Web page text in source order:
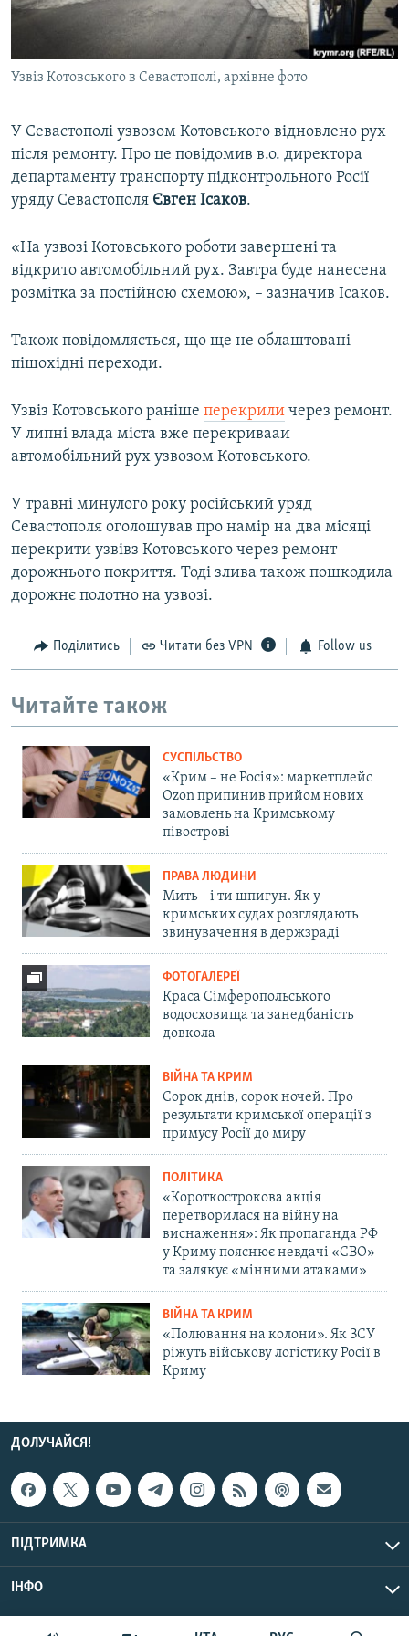
ВІДЕОУРОКИ «ELIFBE»
СВІДЧЕННЯ ОКУПАЦІЇ
УКРАЇНСЬКА ПРОБЛЕМА КРИМУ
Qırımtatar
Усі сайти RFE/RL
Узвіз Котовського в Севастополі, архівне фото
У Севастополі узвозом Котовського відновлено рух
після ремонту. Про це повідомив в.о. директора
департаменту транспорту підконтрольного Росії
уряду Севастополя Євген Ісаков.
«На узвозі Котовського роботи завершені та
відкрито автомобільний рух. Завтра буде нанесена
розмітка за постійною схемою», – зазначив Ісаков.
Також повідомляється, що ще не облаштовані
пішохідні переходи.
Узвіз Котовського раніше перекрили через ремонт.
У липні влада міста вже перекривааи
автомобільний рух узвозом Котовського.
У травні минулого року російський уряд
Севастополя оголошував про намір на два місяці
перекрити узвівз Котовського через ремонт
дорожнього покриття. Тоді злива також пошкодила
дорожнє полотно на узвозі.
Поділитись Читати без VPN Follow us
Читайте також
СУСПІЛЬСТВО
«Крим – не Росія»: маркетплейс
Ozon припинив прийом нових
замовлень на Кримському
півострові
ПРАВА ЛЮДИНИ
Мить – і ти шпигун. Як у
кримських судах розглядають
звинувачення в держзраді
ФОТОГАЛЕРЕЇ
Краса Сімферопольського
водосховища та занедбаність
довкола
ВІЙНА ТА КРИМ
Сорок днів, сорок ночей. Про
результати кримської операції з
примусу Росії до миру
ПОЛІТИКА
«Короткострокова акція
перетворилася на війну на
виснаження»: Як пропаганда РФ
у Криму пояснює невдачі «СВО»
та залякує «мінними атаками»
ВІЙНА ТА КРИМ
«Полювання на колони». Як ЗСУ
ріжуть військову логістику Росії в
Криму
ДОЛУЧАЙСЯ!
ПІДТРИМКА
ІНФО